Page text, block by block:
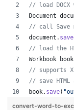
// load
Document
// call Save
document . save
// load the
Workbook
book
// supports
// save HTML
book. save(
convert-word-to-